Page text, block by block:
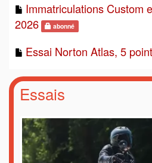
Immatriculations Custom
2026
abonné
Essai Norton Atlas, 5
Essais